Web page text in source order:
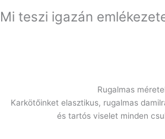
Mi teszi igazán
Rugalmas
Karkötőinket elasztikus, rugalmas
és tartós viselet minden